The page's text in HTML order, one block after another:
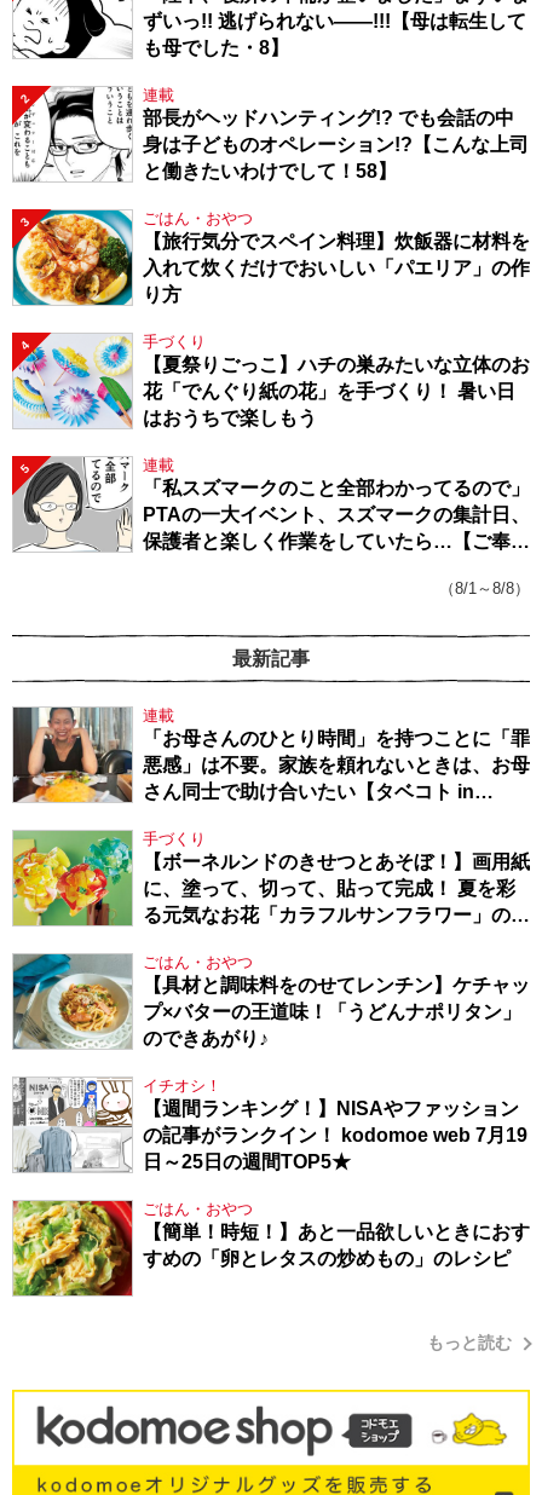
ずいっ!! 逃げられない――!!!【母は転生して
も母でした・8】
2 連載
部長がヘッドハンティング!? でも会話の中
身は子どものオペレーション!?【こんな上司
と働きたいわけでして！58】
3 ごはん・おやつ
【旅行気分でスペイン料理】炊飯器に材料を
入れて炊くだけでおいしい「パエリア」の作
り方
4 手づくり
【夏祭りごっこ】ハチの巣みたいな立体のお
花「でんぐり紙の花」を手づくり！ 暑い日
はおうちで楽しもう
5 連載
「私スズマークのこと全部わかってるので」
PTAの一大イベント、スズマークの集計日、
保護者と楽しく作業をしていたら…【ご奉仕
（8/1～8/8）
最新記事
連載
「お母さんのひとり時間」を持つことに「罪
悪感」は不要。家族を頼れないときは、お母
さん同士で助け合いたい【タベコト in
手づくり
【ボーネルンドのきせつとあそぼ！】画用紙
に、塗って、切って、貼って完成！ 夏を彩
る元気なお花「カラフルサンフラワー」の作
ごはん・おやつ
【具材と調味料をのせてレンチン】ケチャッ
プ×バターの王道味！「うどんナポリタン」
のできあがり♪
イチオシ！
【週間ランキング！】NISAやファッション
の記事がランクイン！ kodomoe web 7月19
日～25日の週間TOP5★
ごはん・おやつ
【簡単！時短！】あと一品欲しいときにおす
すめの「卵とレタスの炒めもの」のレシピ
もっと読む